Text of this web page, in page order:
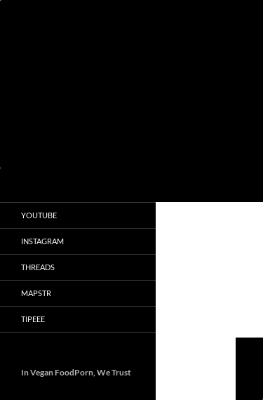
YOUTUBE
INSTAGRAM
THREADS
MAPSTR
TIPEEE
In Vegan FoodPorn, We Trust